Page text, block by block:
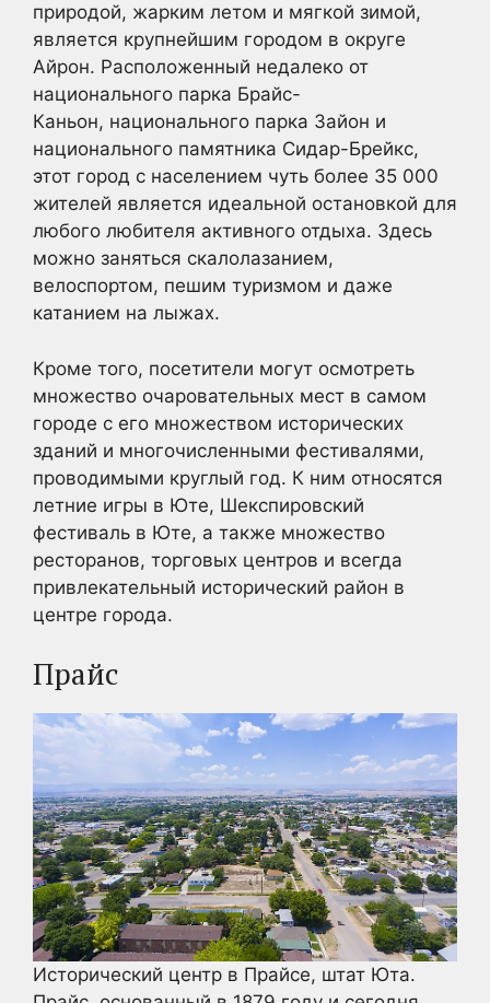
природой, жарким летом и мягкой зимой,
является крупнейшим городом в округе
Айрон. Расположенный недалеко от
национального парка Брайс-
Каньон, национального парка Зайон и
национального памятника Сидар-Брейкс,
этот город с населением чуть более 35 000
жителей является идеальной остановкой для
любого любителя активного отдыха. Здесь
можно заняться скалолазанием,
велоспортом, пешим туризмом и даже
катанием на лыжах.
Кроме того, посетители могут осмотреть
множество очаровательных мест в самом
городе с его множеством исторических
зданий и многочисленными фестивалями,
проводимыми круглый год. К ним относятся
летние игры в Юте, Шекспировский
фестиваль в Юте, а также множество
ресторанов, торговых центров и всегда
привлекательный исторический район в
центре города.
Прайс
Исторический центр в Прайсе, штат Юта.